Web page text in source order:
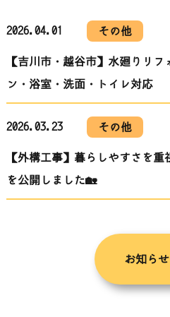
2026.04.01 その他
【吉川市・越谷市】水廻りリフ
ン・浴室・洗面・トイレ対応
2026.03.23 その他
【外構工事】暮らしやすさを
を公開しました🏡
お知ら